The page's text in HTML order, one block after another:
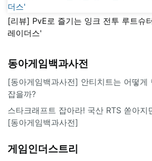
[리뷰] PvE로 즐기는 잉크 전투 루트슈
레이더스'
동아게임백과사전
[동아게임백과사전] 안티치트는 어떻게
잡을까?
스타크래프트 잡아라! 국산 RTS 쏟아지
[동아게임백과사전]
게임인더스트리